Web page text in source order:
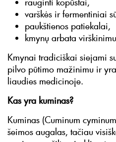
varškės ir fermentiniai
paukštienos patiekalai,
kmynų arbata
Kmynai tradiciškai siejami
pilvo pūtimo mažinimu ir
liaudies medicinoje.
Kas yra kuminas?
Kuminas (Cuminum
šeimos augalas, tačiau